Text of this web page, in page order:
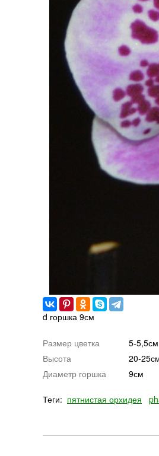
d горшка 9см
Размер цветка
5-5,5см
Высота
20-
Диаметр горшка
9см
Теги: пятнистая орхидея